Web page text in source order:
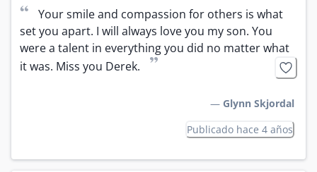
“
Your smile and compassion for others is what
set you apart. I will always love you my son. You
were a talent in everything you did no matter what
it was. Miss you Derek.
”
— Glynn Skjordal
Publicado hace 4 años